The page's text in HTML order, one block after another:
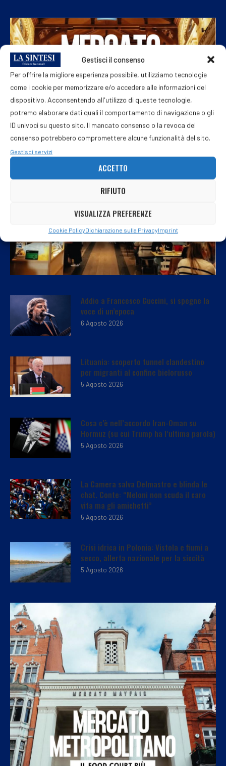
Gestisci il consenso
Per offrire la migliore esperienza possibile, utilizziamo tecnologie
come i cookie per memorizzare e/o accedere alle informazioni del
dispositivo. Acconsentendo all'utilizzo di queste tecnologie,
potremo elaborare dati quali il comportamento di navigazione o gli
ID univoci su questo sito. Il mancato consenso o la revoca del
consenso potrebbero compromettere alcune funzionalità del sito.
Gestisci servizi
ACCETTO
RIFIUTO
VISUALIZZA PREFERENZE
Cookie PolicyDichiarazione sulla PrivacyImprint
Addio a Francesco Guccini, si spegne la
voce di un’epoca
6 Agosto 2026
Lituania: scoperto tunnel clandestino
per migranti al confine bielorusso
5 Agosto 2026
Cosa c’è nell’accordo Iran-Oman su
Hormuz (su cui Trump ha l’ultima parola)
5 Agosto 2026
La Camera salva Delmastro e blinda le
chat. Conte: “Meloni non scuda il caro
vita ma gli amichetti”
5 Agosto 2026
Crisi idrica in Polonia: Vistola e fiumi a
secco, allerta nazionale per la siccità
5 Agosto 2026